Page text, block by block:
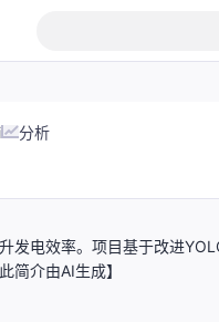
分析
发电效率。项目基于改进
简介由AI生成】